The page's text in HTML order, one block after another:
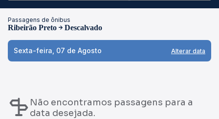
Passagens de ônibus
Ribeirão Preto Descalvado
Sexta-feira, 07 de Agosto Alterar data
Não encontramos passagens para a
data desejada.